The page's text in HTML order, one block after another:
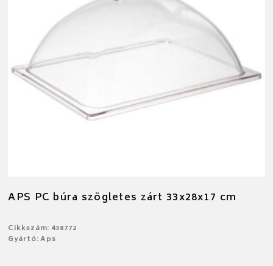
APS PC búra szögletes zárt 33x28x17 cm
Cikkszám: 438772
Gyártó: Aps